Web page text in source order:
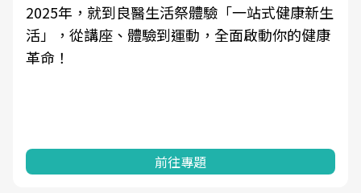
健康新生
的健康
良醫健康網從「換季的身體變化」出發，
學觀點與日常感受的對話，建立對亞健康